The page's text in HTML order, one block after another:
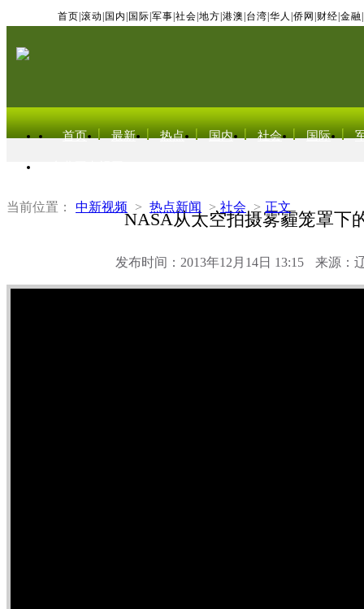
首页 滚动 国内 国际 军事 社会 地方 港澳 台湾 华人 侨网 财经 金融
首页 最新 热点 国内 社会 国际
当前位置： 中新视频 > 热点新闻 > 社会 > 正文
NASA从太空拍摄雾霾笼罩下
发布时间：2013年12月14日 13:15 来源：